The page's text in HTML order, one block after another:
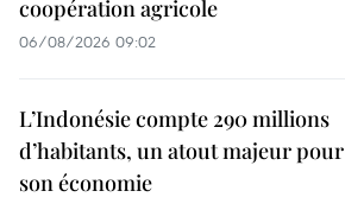
coopération agricole
06/08/2026 09:02
L’Indonésie compte 290 millions
d’habitants, un atout majeur pour
son économie